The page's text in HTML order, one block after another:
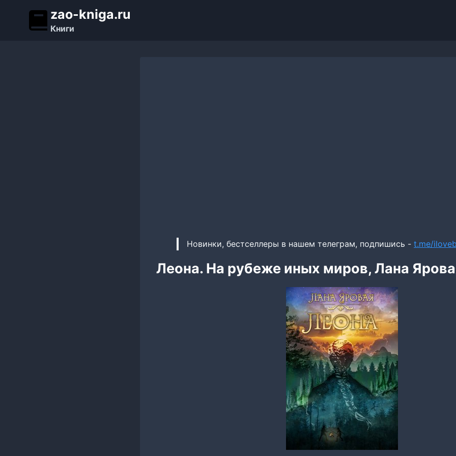
содержимому
zao-kniga.ru
Книги
Новинки, бестселлеры в нашем телеграм, подпишись - t.me/
Леона. На рубеже иных миров, Лана